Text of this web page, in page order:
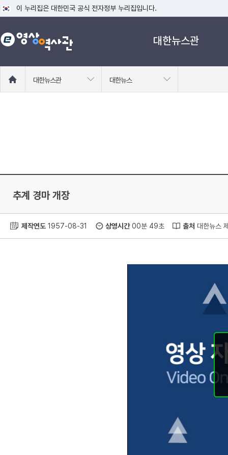
이 누리집은 대한민국 공식 전자정부 누리집입니다.
공식 누리집 주소 확인하기
go.kr 주소를 사용하는 누리집은 대한민국 정부기관이 관리하는 누리집입니
대한뉴스관
로
대한뉴스관 대한뉴스
추계 경마 개장
제작연도 1957-08-31 상영시간00분 49초 출처 대한뉴스